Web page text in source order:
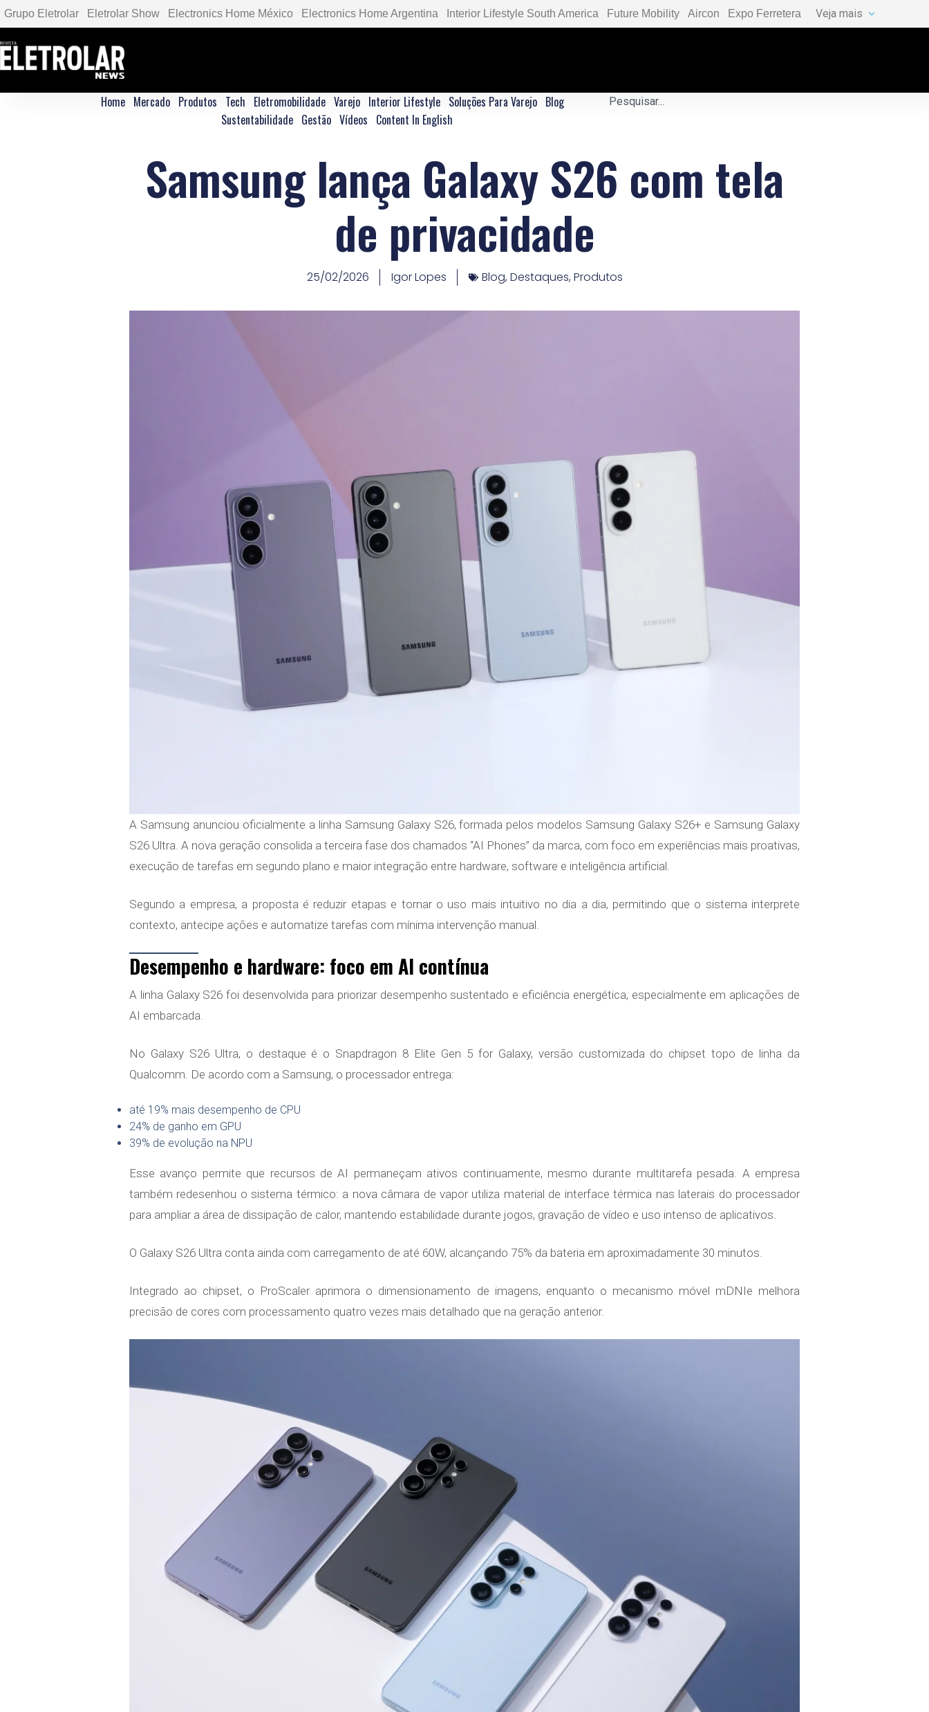
Grupo Eletrolar Eletrolar Show Electronics Home México Electronics Home Argentina Interior Lifestyle South America Future Mobility Aircon Expo Ferretera Veja mais
Home Mercado Produtos Tech Eletromobilidade Varejo Interior Lifestyle Soluções Para Varejo Blog
Sustentabilidade Gestão Vídeos Content In English
Samsung lança Galaxy S26 com tela
de privacidade
25/02/2026 Igor Lopes Blog,Destaques,Produtos
A Samsung anunciou oficialmente a linha Samsung Galaxy S26, formada pelos modelos Samsung Galaxy S26+ e Samsung Galaxy
S26 Ultra. A nova geração consolida a terceira fase dos chamados “AI Phones” da marca, com foco em experiências mais proativas,
execução de tarefas em segundo plano e maior integração entre hardware, software e inteligência artificial.
Segundo a empresa, a proposta é reduzir etapas e tornar o uso mais intuitivo no dia a dia, permitindo que o sistema interprete
contexto, antecipe ações e automatize tarefas com mínima intervenção manual.
Desempenho e hardware: foco em AI contínua
A linha Galaxy S26 foi desenvolvida para priorizar desempenho sustentado e eficiência energética, especialmente em aplicações de
AI embarcada.
No Galaxy S26 Ultra, o destaque é o Snapdragon 8 Elite Gen 5 for Galaxy, versão customizada do chipset topo de linha da
Qualcomm. De acordo com a Samsung, o processador entrega:
até 19% mais desempenho de CPU
24% de ganho em GPU
39% de evolução na NPU
Esse avanço permite que recursos de AI permaneçam ativos continuamente, mesmo durante multitarefa pesada. A empresa
também redesenhou o sistema térmico: a nova câmara de vapor utiliza material de interface térmica nas laterais do processador
para ampliar a área de dissipação de calor, mantendo estabilidade durante jogos, gravação de vídeo e uso intenso de aplicativos.
O Galaxy S26 Ultra conta ainda com carregamento de até 60W, alcançando 75% da bateria em aproximadamente 30 minutos.
Integrado ao chipset, o ProScaler aprimora o dimensionamento de imagens, enquanto o mecanismo móvel mDNIe melhora
precisão de cores com processamento quatro vezes mais detalhado que na geração anterior.